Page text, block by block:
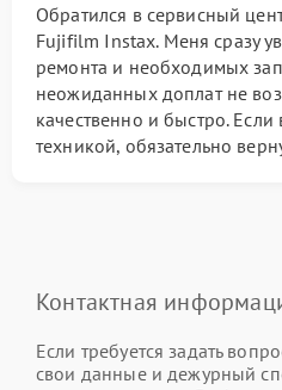
Обратился в сервисный
Fujifilm Instax. Меня сразу
ремонта и необходимых
неожиданных доплат не
качественно и быстро.
техникой, обязательно
Контактная
Если требуется задать
свои данные и дежурный